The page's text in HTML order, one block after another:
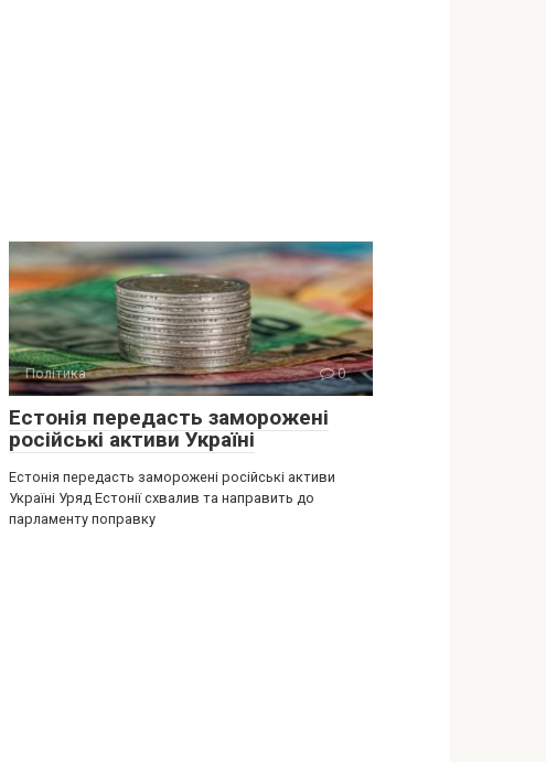
Політика 0
Естонія передасть заморожені
російські активи Україні
Естонія передасть заморожені російські активи
Україні Уряд Естонії схвалив та направить до
парламенту поправку